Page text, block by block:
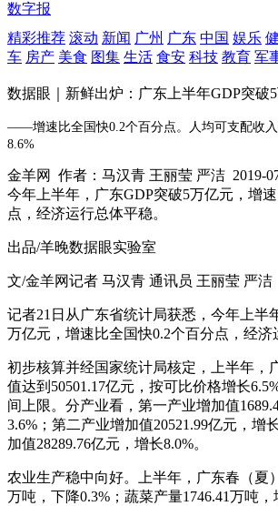
数字报
精彩推荐 滚动 新闻 广州 广东 中国 娱乐
车 房产 美食 图集 生活 食安 科技 教育 军
数据眼｜新鲜出炉：广东上半年GDP突破5
——增速比全国快0.2个百分点。人均可支配收入
8.6%
金羊网 作者：马汉青 王丽莹 严洁 2019-
今年上半年，广东GDP突破5万亿元，增
点，经济运行总体平稳。
出品/羊晚数据眼实验室
文/金羊网记者 马汉青 通讯员 王丽莹 严洁
记者21日从广东省统计局获悉，今年上半
万亿元，增速比全国快0.2个百分点，经济
初步核算并经国家统计局核定，上半年，
值达到50501.17亿元，按可比价格增长
间上限。分产业看，第一产业增加值
3.6%；第二产业增加值20521.99亿元，增
加值28289.76亿元，增长8.0%。
农业生产稳中向好。上半年，广东春（夏
万吨，下降0.3%；蔬菜产量1746.41万吨